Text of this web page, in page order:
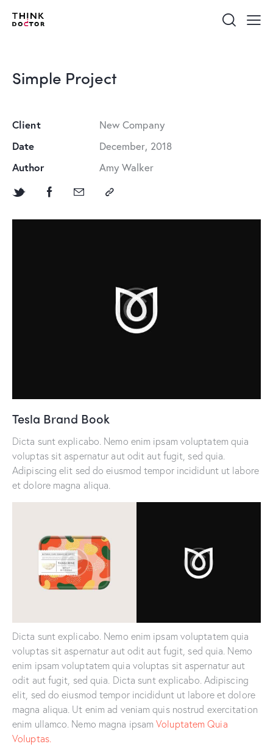
Simple Project
Client
New Company
Date
December, 2018
Author
Amy Walker
Tesla Brand Book
Dicta sunt explicabo. Nemo enim ipsam voluptatem quia
voluptas sit aspernatur aut odit aut fugit, sed quia.
Adipiscing elit sed do eiusmod tempor incididunt ut labore
et dolore magna aliqua.
Dicta sunt explicabo. Nemo enim ipsam voluptatem quia
voluptas sit aspernatur aut odit aut fugit, sed quia. Nemo
enim ipsam voluptatem quia voluptas sit aspernatur aut
odit aut fugit, sed quia. Dicta sunt explicabo. Adipiscing
elit, sed do eiusmod tempor incididunt ut labore et dolore
magna aliqua. Ut enim ad veniam quis nostrud exercitation
enim ullamco. Nemo magna ipsamVoluptatem Quia
Voluptas.